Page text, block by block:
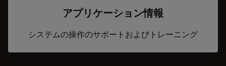
アプリケーション情報
システムの操作のサポートおよびトレーニング